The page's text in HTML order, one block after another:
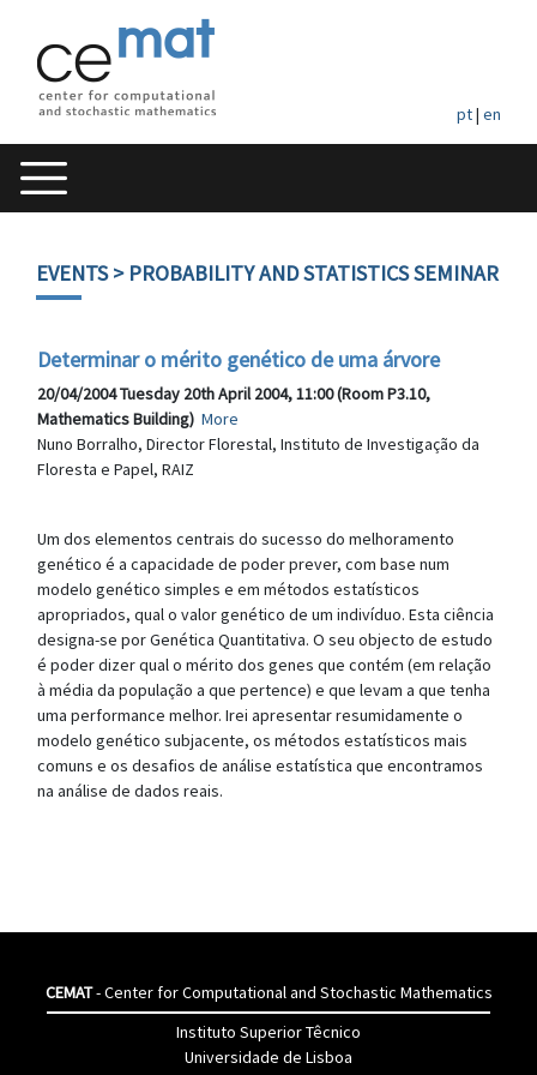
pt| en
EVENTS> PROBABILITY AND STATISTICS SEMINAR
Determinar o mérito genético de uma árvore
20/04/2004 Tuesday 20th April 2004, 11:00 (Room P3.10,
Mathematics Building) More
Nuno Borralho, Director Florestal, Instituto de Investigação da
Floresta e Papel, RAIZ
Um dos elementos centrais do sucesso do melhoramento
genético é a capacidade de poder prever, com base num
modelo genético simples e em métodos estatísticos
apropriados, qual o valor genético de um indivíduo. Esta ciência
designa-se por Genética Quantitativa. O seu objecto de estudo
é poder dizer qual o mérito dos genes que contém (em relação
à média da população a que pertence) e que levam a que tenha
uma performance melhor. Irei apresentar resumidamente o
modelo genético subjacente, os métodos estatísticos mais
comuns e os desafios de análise estatística que encontramos
na análise de dados reais.
CEMAT- Center for Computational and Stochastic Mathematics
Instituto Superior Têcnico
Universidade de Lisboa